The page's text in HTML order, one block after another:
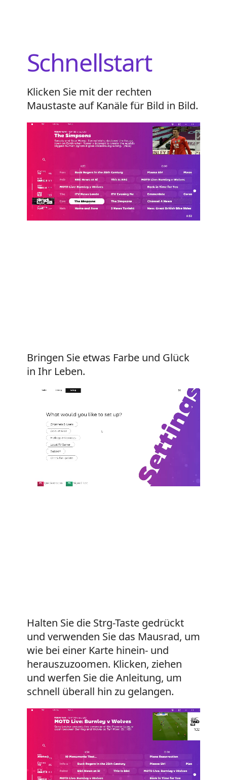
Schnellstart
Klicken Sie mit der rechten
Maustaste auf Kanäle für Bild in Bild.
Bringen Sie etwas Farbe und Glück
in Ihr Leben.
Halten Sie die Strg-Taste gedrückt
und verwenden Sie das Mausrad, um
wie bei einer Karte hinein- und
herauszuzoomen. Klicken, ziehen
und werfen Sie die Anleitung, um
schnell überall hin zu gelangen.